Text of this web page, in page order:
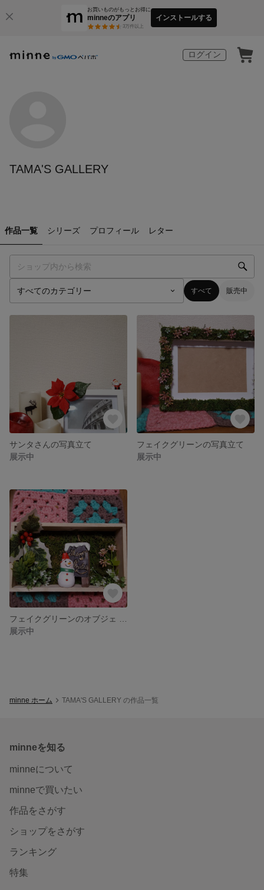
お買いものがもっとお得に
minneのアプリ
3万件以上
インストールする
ログイン
TAMA'S GALLERY
作品一覧 シリーズ プロフィール レター
すべて 販売中
サンタさんの写真立て
展示中
フェイクグリーンの写真立て
展示中
展示中
minne ホーム TAMA'S GALLERY の作品一覧
minneを知る
minneについて
minneで買いたい
作品をさがす
ショップをさがす
ランキング
特集